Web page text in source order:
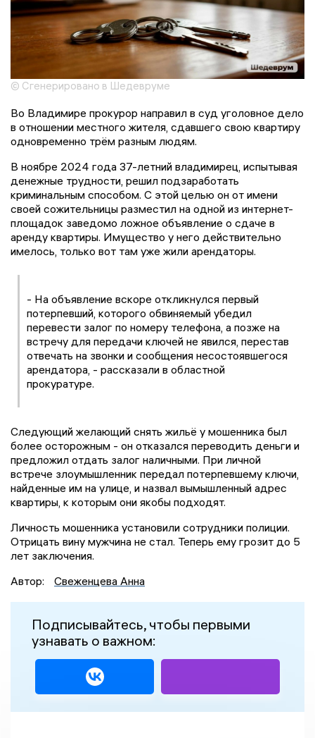
© Сгенерировано в Шедевруме
Во Владимире прокурор направил в суд уголовное дело
в отношении местного жителя, сдавшего свою квартиру
одновременно трём разным людям.
В ноябре 2024 года 37-летний владимирец, испытывая
денежные трудности, решил подзаработать
криминальным способом. С этой целью он от имени
своей сожительницы разместил на одной из интернет-
площадок заведомо ложное объявление о сдаче в
аренду квартиры. Имущество у него действительно
имелось, только вот там уже жили арендаторы.
- На объявление вскоре откликнулся первый
потерпевший, которого обвиняемый убедил
перевести залог по номеру телефона, а позже на
встречу для передачи ключей не явился, перестав
отвечать на звонки и сообщения несостоявшегося
арендатора, - рассказали в областной
прокуратуре.
Следующий желающий снять жильё у мошенника был
более осторожным - он отказался переводить деньги и
предложил отдать залог наличными. При личной
встрече злоумышленник передал потерпевшему ключи,
найденные им на улице, и назвал вымышленный адрес
квартиры, к которым они якобы подходят.
Личность мошенника установили сотрудники полиции.
Отрицать вину мужчина не стал. Теперь ему грозит до 5
лет заключения.
Автор:
Свеженцева Анна
Подписывайтесь, чтобы первыми
узнавать о важном: